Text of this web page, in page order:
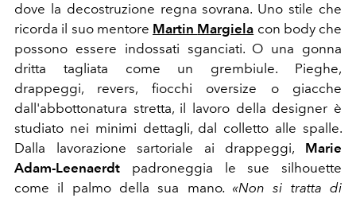
dove la decostruzione regna sovrana. Uno stile che
ricorda il ​​suo mentore Martin Margiela con body che
possono essere indossati sganciati. O una gonna
dritta tagliata come un grembiule.
Pieghe,
drappeggi, revers, fiocchi oversize o giacche
dall'abbottonatura stretta, il lavoro della designer è
studiato nei minimi dettagli, dal colletto alle spalle.
Dalla lavorazione sartoriale ai drappeggi, Marie
Adam-Leenaerdt padroneggia le sue silhouette
come il palmo della sua mano.«Non si tratta di